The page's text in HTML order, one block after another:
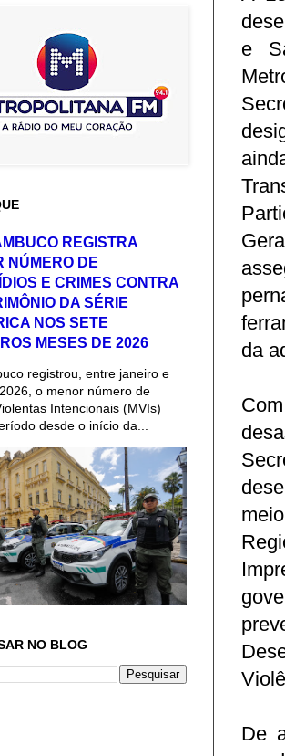
e
da
De
REGISTRA
NÚMERO DE
E CRIMES CONTRA
DA SÉRIE
NOS SETE
MESES DE 2026
registrou, entre janeiro e
o menor número de
Intencionais (MVIs)
desde o início da...
NO BLOG